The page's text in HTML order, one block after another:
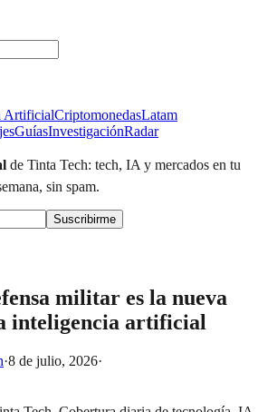
ArtificialCriptomonedasLatam
GuíasInvestigaciónRadar
de Tinta Tech: tech, IA y mercados en tu
sin spam.
Suscribirme
militar es la nueva
inteligencia artificial
·8 de julio, 2026·